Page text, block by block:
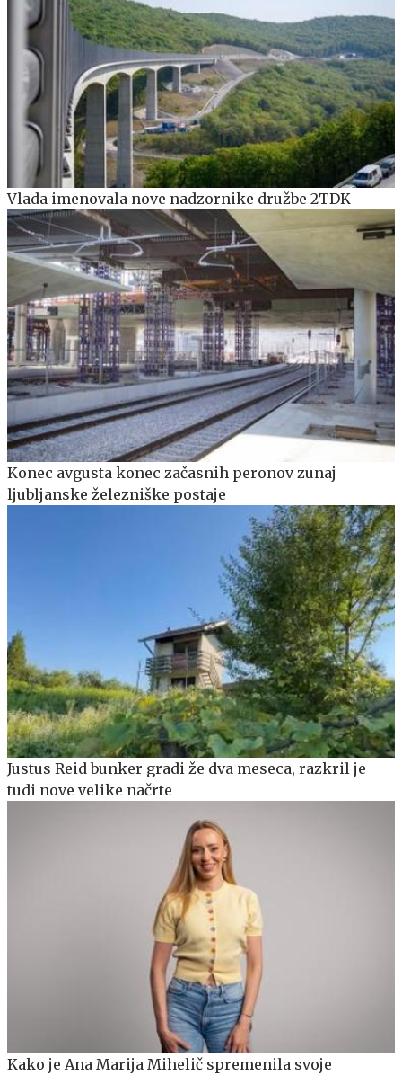
Vlada imenovala nove nadzornike družbe 2TDK
Konec avgusta konec začasnih peronov zunaj
ljubljanske železniške postaje
Justus Reid bunker gradi že dva meseca, razkril je
tudi nove velike načrte
Kako je Ana Marija Mihelič spremenila svoje